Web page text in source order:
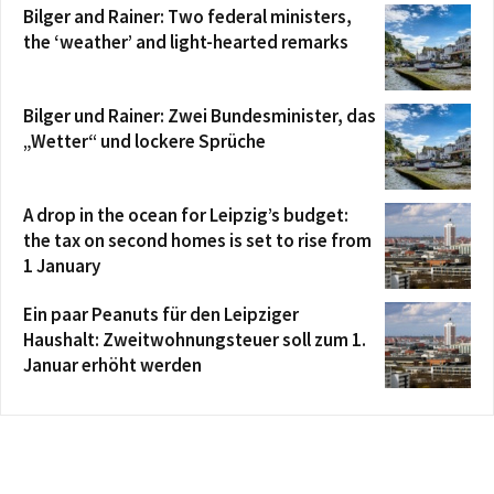
Bilger and Rainer: Two federal ministers,
the ‘weather’ and light-hearted remarks
Bilger und Rainer: Zwei Bundesminister, das
„Wetter“ und lockere Sprüche
A drop in the ocean for Leipzig’s budget:
the tax on second homes is set to rise from
1 January
Ein paar Peanuts für den Leipziger
Haushalt: Zweitwohnungsteuer soll zum 1.
Januar erhöht werden